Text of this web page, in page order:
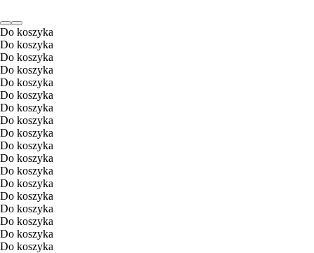
Do koszyka
Do koszyka
Do koszyka
Do koszyka
Do koszyka
Do koszyka
Do koszyka
Do koszyka
Do koszyka
Do koszyka
Do koszyka
Do koszyka
Do koszyka
Do koszyka
Do koszyka
Do koszyka
Do koszyka
Do koszyka